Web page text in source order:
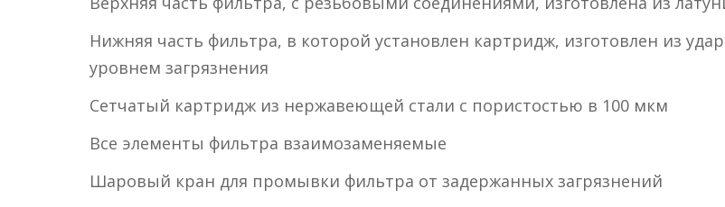
Нижняя часть фильтра, в которой установлен картридж, изготовлен из
уровнем загрязнения
Сетчатый картридж из нержавеющей стали с пористостью в 100 мкм
Все элементы фильтра взаимозаменяемые
Шаровый кран для промывки фильтра от задержанных загрязнений